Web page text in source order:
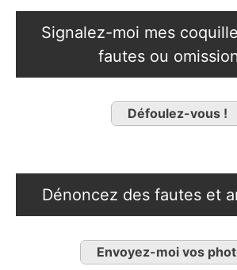
Signalez-moi mes
fautes ou
Défoulez-vous !
Dénoncez des fautes et
Envoyez-moi vos